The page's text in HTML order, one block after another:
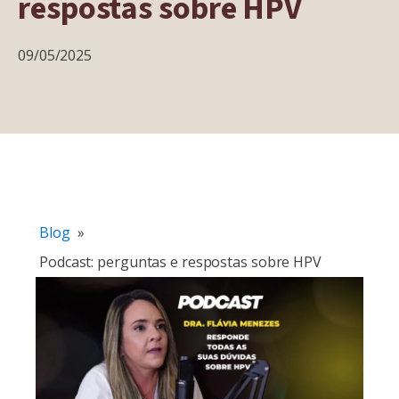
09/05/2025
Blog »
Podcast: perguntas e respostas sobre HPV